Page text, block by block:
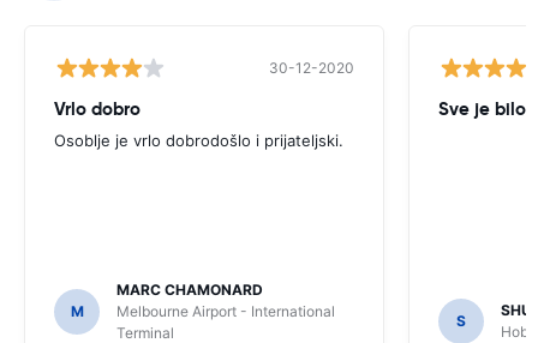
30-12-2020
Vrlo dobro
Osoblje je vrlo dobrodošlo i prijateljski.
M
MARC CHAMONARD
Melbourne Airport - International
Terminal
Sve je bilo
S